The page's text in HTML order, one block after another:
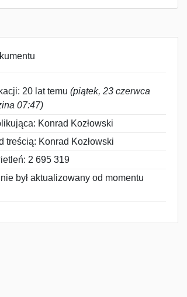
20 lat temu (piątek, 23 czerwca
07:47)
Konrad Kozłowski
treścią: Konrad Kozłowski
2 695 319
był aktualizowany od momentu